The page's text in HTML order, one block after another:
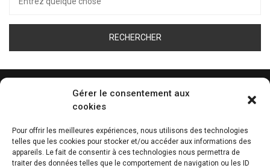
Gérer le consentement aux
cookies
Pour offrir les meilleures expériences, nous utilisons des technologies
telles que les cookies pour stocker et/ou accéder aux informations des
appareils. Le fait de consentir à ces technologies nous permettra de
traiter des données telles que le comportement de navigation ou les ID
pour :
ÉCOUTEZ LA WEB RADIO DE TOUS LES SPORT
0:00